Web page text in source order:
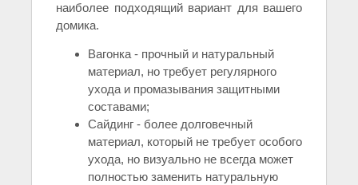
наиболее подходящий вариант для вашего
домика.
Вагонка - прочный и натуральный
материал, но требует регулярного
ухода и промазывания защитными
составами;
Сайдинг - более долговечный
материал, который не требует особого
ухода, но визуально не всегда может
полностью заменить натуральную